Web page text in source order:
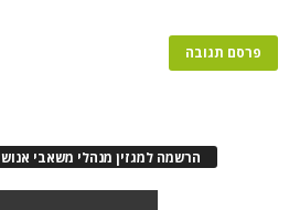
הרשמה למגזין מנהלי משאבי אנוש